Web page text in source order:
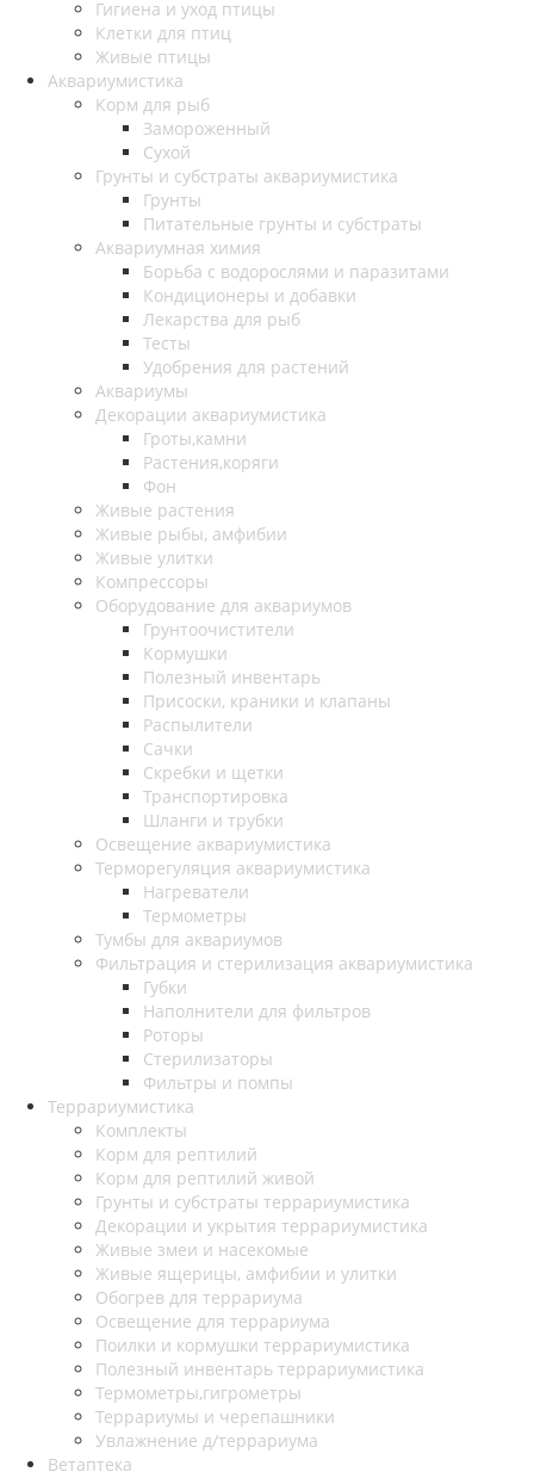
Гигиена и уход птицы
Клетки для птиц
Живые птицы
Аквариумистика
Корм для рыб
Замороженный
Сухой
Грунты и субстраты аквариумистика
Грунты
Питательные грунты и субстраты
Аквариумная химия
Борьба с водорослями и паразитами
Кондиционеры и добавки
Лекарства для рыб
Тесты
Удобрения для растений
Аквариумы
Декорации аквариумистика
Гроты,камни
Растения,коряги
Фон
Живые растения
Живые рыбы, амфибии
Живые улитки
Компрессоры
Оборудование для аквариумов
Грунтоочистители
Кормушки
Полезный инвентарь
Присоски, краники и клапаны
Распылители
Сачки
Скребки и щетки
Транспортировка
Шланги и трубки
Освещение аквариумистика
Терморегуляция аквариумистика
Нагреватели
Термометры
Тумбы для аквариумов
Фильтрация и стерилизация аквариумистика
Губки
Наполнители для фильтров
Роторы
Стерилизаторы
Фильтры и помпы
Террариумистика
Комплекты
Корм для рептилий
Корм для рептилий живой
Грунты и субстраты террариумистика
Декорации и укрытия террариумистика
Живые змеи и насекомые
Живые ящерицы, амфибии и улитки
Обогрев для террариума
Освещение для террариума
Поилки и кормушки террариумистика
Полезный инвентарь террариумистика
Термометры,гигрометры
Террариумы и черепашники
Увлажнение д/террариума
Ветаптека